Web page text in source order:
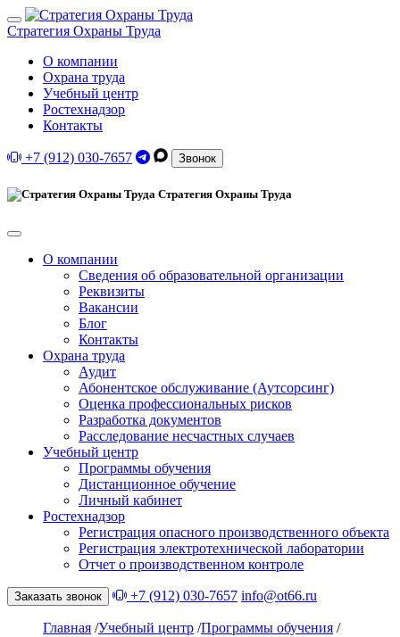
Стратегия Охраны Труда
О компании
Охрана труда
Учебный центр
Ростехнадзор
Контакты
+7 (912) 030-7657 Звонок
Стратегия Охраны Труда
О компании
Сведения об образовательной организации
Реквизиты
Вакансии
Блог
Контакты
Охрана труда
Аудит
Абонентское обслуживание (Аутсорсинг)
Оценка профессиональных рисков
Разработка документов
Расследование несчастных случаев
Учебный центр
Программы обучения
Дистанционное обучение
Личный кабинет
Ростехнадзор
Регистрация опасного производственного объекта
Регистрация электротехнической лаборатории
Отчет о производственном контроле
Заказать звонок +7 (912) 030-7657 info@ot66.ru
Главная /Учебный центр /Программы обучения /